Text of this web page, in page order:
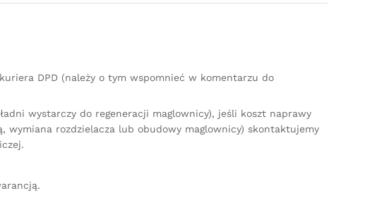
DPD (należy o tym wspomnieć w komentarzu do
wystarczy do regeneracji maglownicy), jeśli koszt naprawy
rozdzielacza lub obudowy maglownicy) skontaktujemy